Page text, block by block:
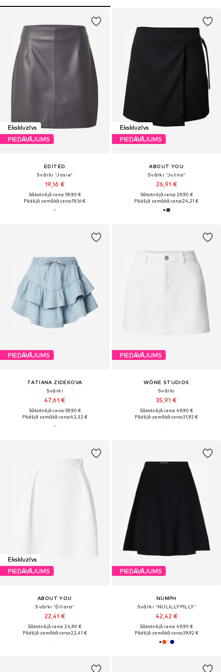
Ekskluzīvs
PIEDĀVĀJUMS
EDITED
Svārki 'Josie'
19,16 €
Sākotnējā cena: 59,90 €
Pēdējā zemākā cena:19,16 €
Ekskluzīvs
PIEDĀVĀJUMS
ABOUT YOU
Svārki 'Julina'
26,91 €
Sākotnējā cena: 29,90 €
Pēdējā zemākā cena:24,21 €
PIEDĀVĀJUMS
TATIANA ZIDEKOVA
Svārki
47,61 €
Sākotnējā cena: 59,90 €
Pēdējā zemākā cena:42,32 €
PIEDĀVĀJUMS
WÔNE STUDIOS
Svārki
35,91 €
Sākotnējā cena: 49,90 €
Pēdējā zemākā cena:31,92 €
Ekskluzīvs
PIEDĀVĀJUMS
ABOUT YOU
Svārki 'Dilara'
22,41 €
Sākotnējā cena: 24,90 €
Pēdējā zemākā cena:22,41 €
PIEDĀVĀJUMS
NÜMPH
Svārki 'NULILLYPILLY'
42,42 €
Sākotnējā cena: 49,90 €
Pēdējā zemākā cena:39,92 €